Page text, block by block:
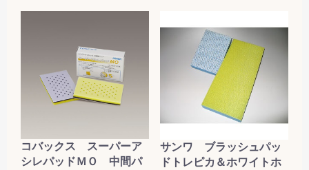
コバックス スーパーア
シレパッドＭＯ 中間パ
サンワ ブラッシュパッ
ドトレピカ＆ホワイトホ